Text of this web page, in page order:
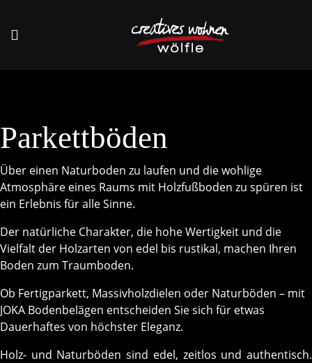
Parkettböden
Über einen Naturboden zu laufen und die wohlige
Atmosphäre eines Raums mit Holzfußboden zu spüren ist
ein Erlebnis für alle Sinne.
Der natürliche Charakter, die hohe Wertigkeit und die
Vielfalt der Holzarten von edel bis rustikal, machen Ihren
Boden zum Traumboden.
Ob Fertigparkett, Massivholzdielen oder Naturböden – mit
JOKA Bodenbelägen entscheiden Sie sich für etwas
Dauerhaftes von höchster Eleganz.
Holz- und Naturböden sind edel, zeitlos und authentisch.